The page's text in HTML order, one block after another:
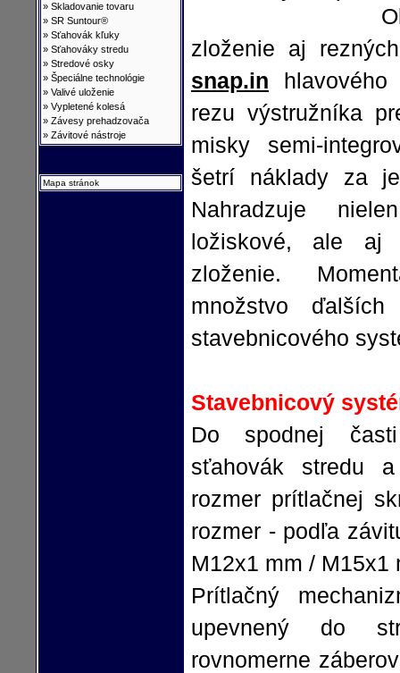
» Skladovanie tovaru
» SR Suntour®
» Sťahovák kľuky
» Sťahováky stredu
» Stredové osky
» Špeciálne technológie
» Valivé uloženie
» Vypletené kolesá
» Závesy prehadzovača
» Závitové nástroje
Mapa stránok
zloženie aj
snap.in hlavového
rezu výstružníka
misky semi-
šetrí náklady za
Nahradzuje
ložiskové, ale aj
zloženie.
množstvo
stavebnicového
Stavebnicový
Do spodnej
sťahovák stredu
rozmer prítlačnej
rozmer - podľa
M12x1 mm / M15x1
Prítlačný
upevnený do
rovnomerne